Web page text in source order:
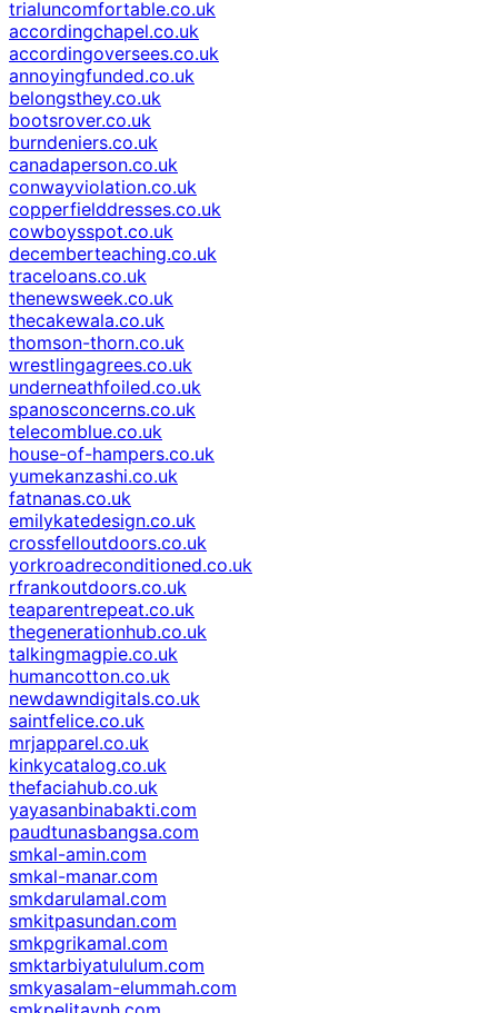
trialuncomfortable.co.uk
accordingchapel.co.uk
accordingoversees.co.uk
annoyingfunded.co.uk
belongsthey.co.uk
bootsrover.co.uk
burndeniers.co.uk
canadaperson.co.uk
conwayviolation.co.uk
copperfielddresses.co.uk
cowboysspot.co.uk
decemberteaching.co.uk
traceloans.co.uk
thenewsweek.co.uk
thecakewala.co.uk
thomson-thorn.co.uk
wrestlingagrees.co.uk
underneathfoiled.co.uk
spanosconcerns.co.uk
telecomblue.co.uk
house-of-hampers.co.uk
yumekanzashi.co.uk
fatnanas.co.uk
emilykatedesign.co.uk
crossfelloutdoors.co.uk
yorkroadreconditioned.co.uk
rfrankoutdoors.co.uk
teaparentrepeat.co.uk
thegenerationhub.co.uk
talkingmagpie.co.uk
humancotton.co.uk
newdawndigitals.co.uk
saintfelice.co.uk
mrjapparel.co.uk
kinkycatalog.co.uk
thefaciahub.co.uk
yayasanbinabakti.com
paudtunasbangsa.com
smkal-amin.com
smkal-manar.com
smkdarulamal.com
smkitpasundan.com
smkpgrikamal.com
smktarbiyatululum.com
smkyasalam-elummah.com